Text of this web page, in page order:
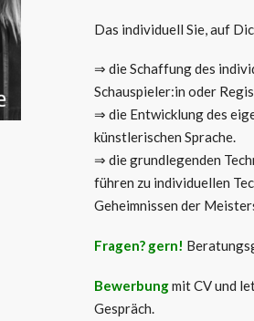
Das individuell Sie, auf
⇒ die Schaffung des
Schauspieler:in oder
⇒ die Entwicklung des
künstlerischen Sprache.
⇒ die grundlegenden
führen zu individuellen
Geheimnissen der
Fragen? gern!
Bewerbungmit CV und
Gespräch.